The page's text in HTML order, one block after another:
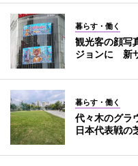
暮らす・働く
観光客の顔写
ジョンに 新
暮らす・働く
代々木のグラ
日本代表戦の